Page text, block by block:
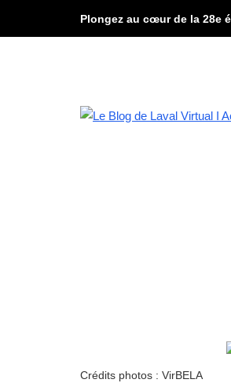
Plongez au cœur de la 28e
Crédits photos : VirBELA